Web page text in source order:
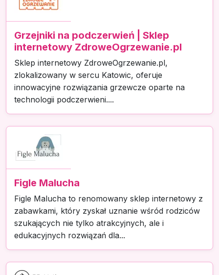
Grzejniki na podczerwień | Sklep
internetowy ZdroweOgrzewanie.pl
Sklep internetowy ZdroweOgrzewanie.pl,
zlokalizowany w sercu Katowic, oferuje
innowacyjne rozwiązania grzewcze oparte na
technologii podczerwieni....
Figle Malucha
Figle Malucha to renomowany sklep internetowy z
zabawkami, który zyskał uznanie wśród rodziców
szukających nie tylko atrakcyjnych, ale i
edukacyjnych rozwiązań dla...